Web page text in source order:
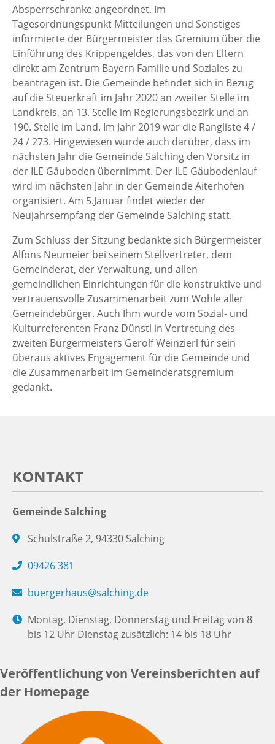
Absperrschranke angeordnet. Im
Tagesordnungspunkt Mitteilungen und Sonstiges
informierte der Bürgermeister das Gremium über die
Einführung des Krippengeldes, das von den Eltern
direkt am Zentrum Bayern Familie und Soziales zu
beantragen ist. Die Gemeinde befindet sich in Bezug
auf die Steuerkraft im Jahr 2020 an zweiter Stelle im
Landkreis, an 13. Stelle im Regierungsbezirk und an
190. Stelle im Land. Im Jahr 2019 war die Rangliste 4 /
24 / 273. Hingewiesen wurde auch darüber, dass im
nächsten Jahr die Gemeinde Salching den Vorsitz in
der ILE Gäuboden übernimmt. Der ILE Gäubodenlauf
wird im nächsten Jahr in der Gemeinde Aiterhofen
organisiert. Am 5.Januar findet wieder der
Neujahrsempfang der Gemeinde Salching statt.
Zum Schluss der Sitzung bedankte sich Bürgermeister
Alfons Neumeier bei seinem Stellvertreter, dem
Gemeinderat, der Verwaltung, und allen
gemeindlichen Einrichtungen für die konstruktive und
vertrauensvolle Zusammenarbeit zum Wohle aller
Gemeindebürger. Auch Ihm wurde vom Sozial- und
Kulturreferenten Franz Dünstl in Vertretung des
zweiten Bürgermeisters Gerolf Weinzierl für sein
überaus aktives Engagement für die Gemeinde und
die Zusammenarbeit im Gemeinderatsgremium
gedankt.
KONTAKT
Gemeinde Salching
Schulstraße 2, 94330 Salching
09426 381
buergerhaus@salching.de
Montag, Dienstag, Donnerstag und Freitag von 8
bis 12 Uhr Dienstag zusätzlich: 14 bis 18 Uhr
Veröffentlichung von Vereinsberichten auf
der Homepage